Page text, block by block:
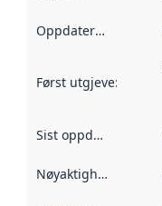
Oppdateringsfrekvens
Først utgjeve:
Sist oppdatert
Nøyaktigheit